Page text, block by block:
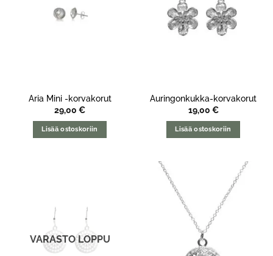
Aria Mini -korvakorut
29,00 €
Lisää ostoskoriin
Auringonkukka-korvakorut
19,00 €
Lisää ostoskoriin
VARASTO LOPPU